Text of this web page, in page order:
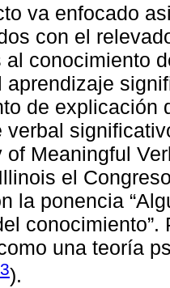
va enfocado
con el
al conocimiento
aprendizaje
de explicación
verbal
of Meaningful
el
la ponencia
una teoría
).